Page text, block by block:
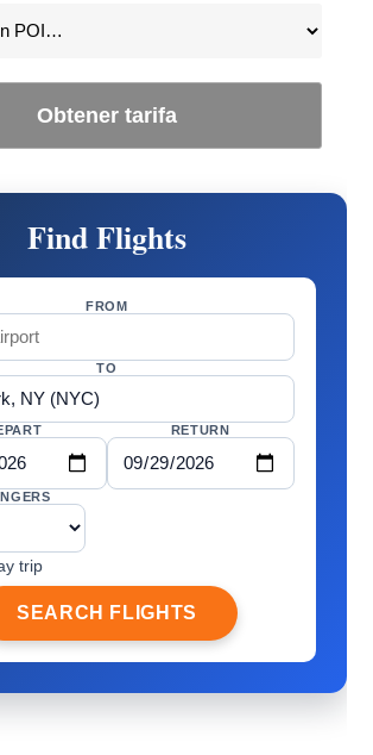
Obtener tarifa
Find Flights
FROM
TO
RETURN
trip
SEARCH FLIGHTS